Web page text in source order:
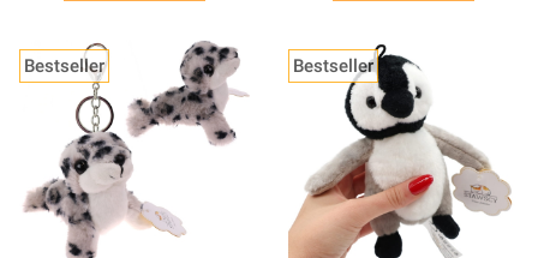
Bestseller Bestseller